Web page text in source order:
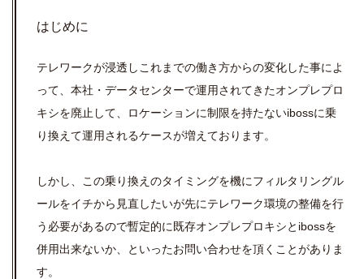
はじめに
テレワークが浸透しこれまでの働き方からの変化した事によ
って、本社・データセンターで運用されてきたオンプレプロ
キシを廃止して、ロケーションに制限を持たないibossに乗
り換えて運用されるケースが増えております。
しかし、この乗り換えのタイミングを機にフィルタリングル
ールをイチから見直したいが先にテレワーク環境の整備を行
う必要があるので暫定的に既存オンプレプロキシとibossを
併用出来ないか、といったお問い合わせを頂くことがありま
す。